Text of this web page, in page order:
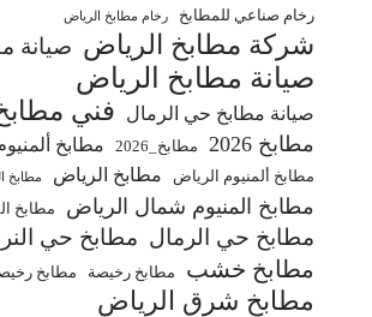
رخام صناعي للمطابخ
رخام مطابخ الرياض
شركة مطابخ الرياض صيانة
صيانة مطابخ الرياض
صيانة مطابخ حي الرمال فني
مطابخ 2026 مطابخ_2026 مطابخ
مطابخ ألمنيوم الرياض مطابخ الرياض مطابخ
مطابخ المنيوم شمال الرياض مطابخ
مطابخ حي الرمال مطابخ حي
مطابخ خشب مطابخ رخيصة مطابخ
مطابخ شرق الرياض